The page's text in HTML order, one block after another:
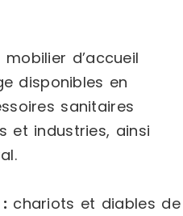
mobilier d’accueil
disponibles en
sanitaires
et industries, ainsi
chariots et diables de